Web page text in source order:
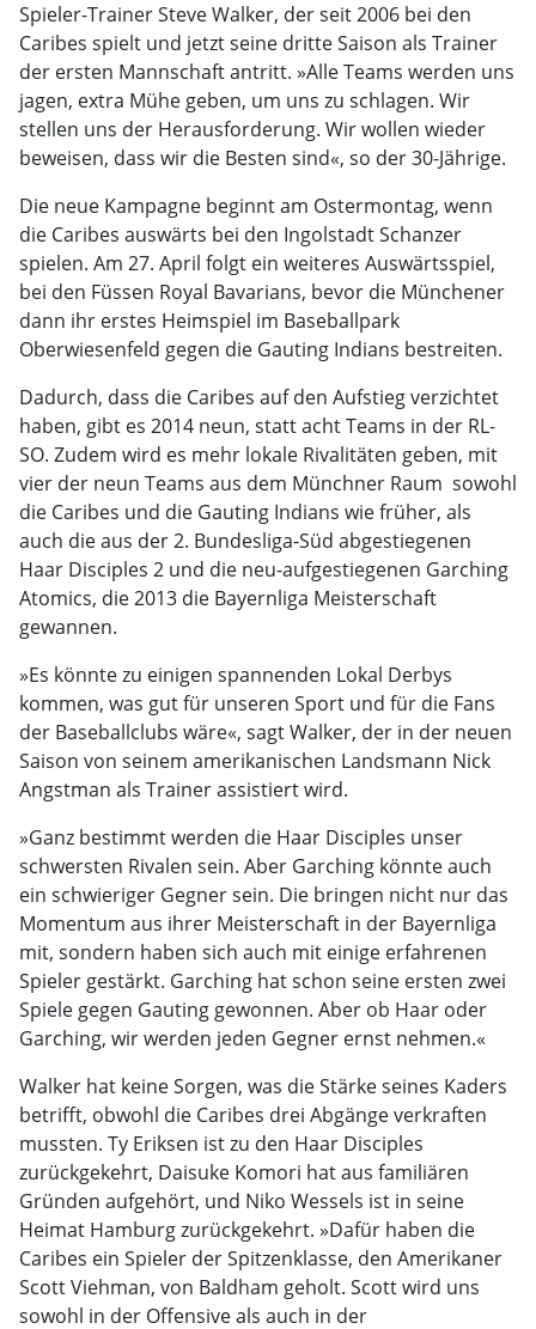
Spieler-Trainer Steve Walker, der seit 2006 bei den
Caribes spielt und jetzt seine dritte Saison als Trainer
der ersten Mannschaft antritt. »Alle Teams werden uns
jagen, extra Mühe geben, um uns zu schlagen. Wir
stellen uns der Herausforderung. Wir wollen wieder
beweisen, dass wir die Besten sind«, so der 30-Jährige.
Die neue Kampagne beginnt am Ostermontag, wenn
die Caribes auswärts bei den Ingolstadt Schanzer
spielen. Am 27. April folgt ein weiteres Auswärtsspiel,
bei den Füssen Royal Bavarians, bevor die Münchener
dann ihr erstes Heimspiel im Baseballpark
Oberwiesenfeld gegen die Gauting Indians bestreiten.
Dadurch, dass die Caribes auf den Aufstieg verzichtet
haben, gibt es 2014 neun, statt acht Teams in der RL-
SO. Zudem wird es mehr lokale Rivalitäten geben, mit
vier der neun Teams aus dem Münchner Raum  sowohl
die Caribes und die Gauting Indians wie früher, als
auch die aus der 2. Bundesliga-Süd abgestiegenen
Haar Disciples 2 und die neu-aufgestiegenen Garching
Atomics, die 2013 die Bayernliga Meisterschaft
gewannen.
»Es könnte zu einigen spannenden Lokal Derbys
kommen, was gut für unseren Sport und für die Fans
der Baseballclubs wäre«, sagt Walker, der in der neuen
Saison von seinem amerikanischen Landsmann Nick
Angstman als Trainer assistiert wird.
»Ganz bestimmt werden die Haar Disciples unser
schwersten Rivalen sein. Aber Garching könnte auch
ein schwieriger Gegner sein. Die bringen nicht nur das
Momentum aus ihrer Meisterschaft in der Bayernliga
mit, sondern haben sich auch mit einige erfahrenen
Spieler gestärkt. Garching hat schon seine ersten zwei
Spiele gegen Gauting gewonnen. Aber ob Haar oder
Garching, wir werden jeden Gegner ernst nehmen.«
Walker hat keine Sorgen, was die Stärke seines Kaders
betrifft, obwohl die Caribes drei Abgänge verkraften
mussten. Ty Eriksen ist zu den Haar Disciples
zurückgekehrt, Daisuke Komori hat aus familiären
Gründen aufgehört, und Niko Wessels ist in seine
Heimat Hamburg zurückgekehrt. »Dafür haben die
Caribes ein Spieler der Spitzenklasse, den Amerikaner
Scott Viehman, von Baldham geholt. Scott wird uns
sowohl in der Offensive als auch in der